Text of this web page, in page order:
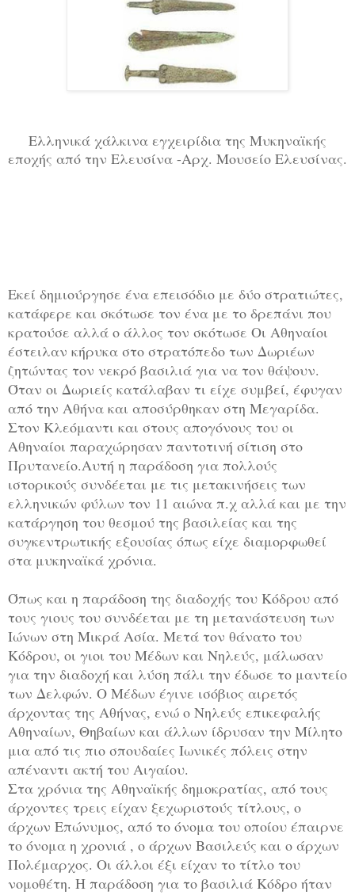
Ελληνικά χάλκινα εγχειρίδια της Μυκηναϊκής
εποχής από την Ελευσίνα -Αρχ. Μουσείο Ελευσίνας.
Εκεί δημιούργησε ένα επεισόδιο με δύο στρατιώτες,
κατάφερε και σκότωσε τον ένα με το δρεπάνι που
κρατούσε αλλά ο άλλος τον σκότωσε Οι Αθηναίοι
έστειλαν κήρυκα στο στρατόπεδο των Δωριέων
ζητώντας τον νεκρό βασιλιά για να τον θάψουν.
Όταν οι Δωριείς κατάλαβαν τι είχε συμβεί, έφυγαν
από την Αθήνα και αποσύρθηκαν στη Μεγαρίδα.
Στον Κλεόμαντι και στους απογόνους του οι
Αθηναίοι παραχώρησαν παντοτινή σίτιση στο
Πρυτανείο.Αυτή η παράδοση για πολλούς
ιστορικούς συνδέεται με τις μετακινήσεις των
ελληνικών φύλων τον 11 αιώνα π.χ αλλά και με την
κατάργηση του θεσμού της βασιλείας και της
συγκεντρωτικής εξουσίας όπως είχε διαμορφωθεί
στα μυκηναϊκά χρόνια.
Όπως και η παράδοση της διαδοχής του Κόδρου από
τους γιους του συνδέεται με τη μετανάστευση των
Ιώνων στη Μικρά Ασία. Μετά τον θάνατο του
Κόδρου, οι γιοι του Μέδων και Νηλεύς, μάλωσαν
για την διαδοχή και λύση πάλι την έδωσε το μαντείο
των Δελφών. Ο Μέδων έγινε ισόβιος αιρετός
άρχοντας της Αθήνας, ενώ ο Νηλεύς επικεφαλής
Αθηναίων, Θηβαίων και άλλων ίδρυσαν την Μίλητο
μια από τις πιο σπουδαίες Ιωνικές πόλεις στην
απέναντι ακτή του Αιγαίου.
Στα χρόνια της Αθηναϊκής δημοκρατίας, από τους
άρχοντες τρεις είχαν ξεχωριστούς τίτλους, ο
άρχων Επώνυμος, από το όνομα του οποίου έπαιρνε
το όνομα η χρονιά , ο άρχων Βασιλεύς και ο άρχων
Πολέμαρχος. Οι άλλοι έξι είχαν το τίτλο του
νομοθέτη. Η παράδοση για το βασιλιά Κόδρο ήταν